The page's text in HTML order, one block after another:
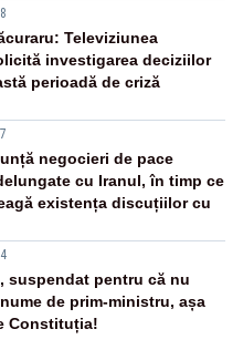
Televiziunea
investigarea deciziilor
perioadă de criză
negocieri de pace
cu Iranul, în timp ce
existența discuțiilor cu
suspendat pentru că nu
de prim-ministru, așa
Constituția!